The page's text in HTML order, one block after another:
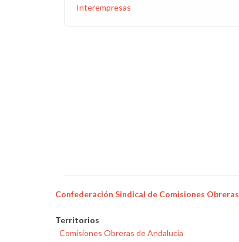
Interempresas
Confederación Sindical de Comisiones Obreras
Territorios
Comisiones Obreras de Andalucía